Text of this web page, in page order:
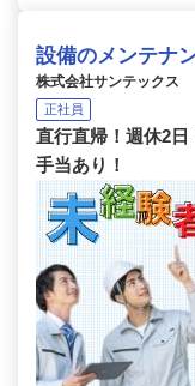
設備のメンテナ
株式会社サンテックス
正社員
直行直帰！週休2
手当あり！